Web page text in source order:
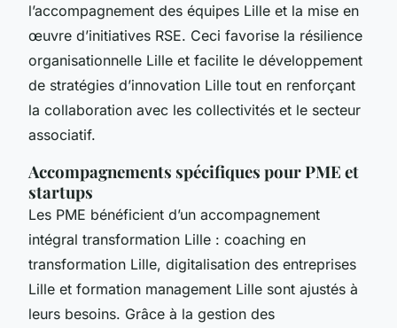
l’accompagnement des équipes Lille et la mise en
œuvre d’initiatives RSE. Ceci favorise la résilience
organisationnelle Lille et facilite le développement
de stratégies d’innovation Lille tout en renforçant
la collaboration avec les collectivités et le secteur
associatif.
Accompagnements spécifiques pour PME et
startups
Les PME bénéficient d’un accompagnement
intégral transformation Lille : coaching en
transformation Lille, digitalisation des entreprises
Lille et formation management Lille sont ajustés à
leurs besoins. Grâce à la gestion des